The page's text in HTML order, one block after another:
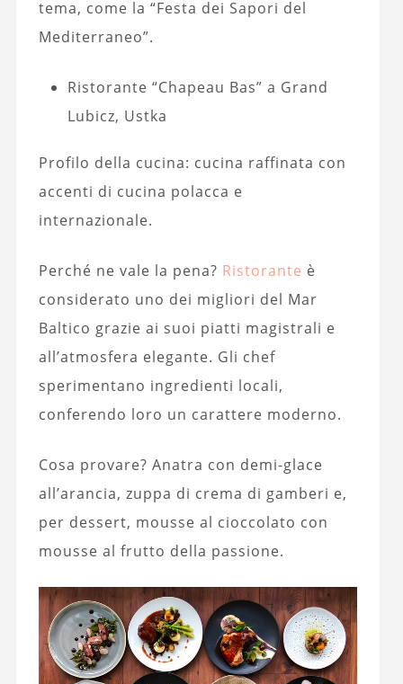
tema, come la “Festa dei Sapori del
Mediterraneo”.
Ristorante “Chapeau Bas” a Grand
Lubicz, Ustka
Profilo della cucina: cucina raffinata con
accenti di cucina polacca e
internazionale.
Perché ne vale la pena? Ristorante è
considerato uno dei migliori del Mar
Baltico grazie ai suoi piatti magistrali e
all’atmosfera elegante. Gli chef
sperimentano ingredienti locali,
conferendo loro un carattere moderno.
Cosa provare? Anatra con demi-glace
all’arancia, zuppa di crema di gamberi e,
per dessert, mousse al cioccolato con
mousse al frutto della passione.